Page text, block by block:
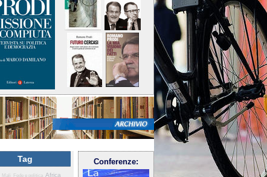
Tag
Mali Fede e politica Africa
Conferenze: